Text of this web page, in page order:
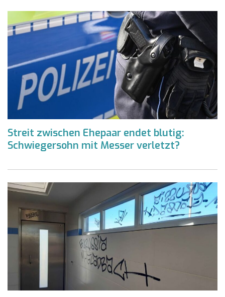
Streit zwischen Ehepaar endet blutig:
Schwiegersohn mit Messer verletzt?